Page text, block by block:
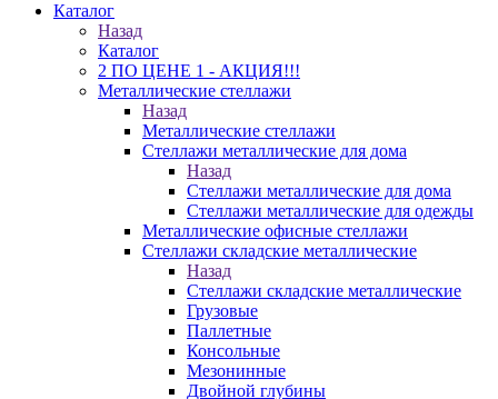
Каталог
Назад
Каталог
2 ПО ЦЕНЕ 1 - АКЦИЯ!!!
Металлические стеллажи
Назад
Металлические стеллажи
Стеллажи металлические для дома
Назад
Стеллажи металлические для дома
Стеллажи металлические для одежды
Металлические офисные стеллажи
Стеллажи складские металлические
Назад
Стеллажи складские металлические
Грузовые
Паллетные
Консольные
Мезонинные
Двойной глубины